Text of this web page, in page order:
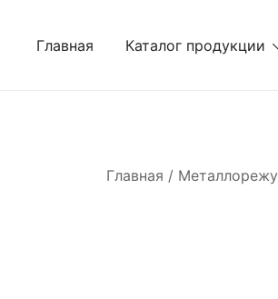
Главная Каталог продукции
Главная /